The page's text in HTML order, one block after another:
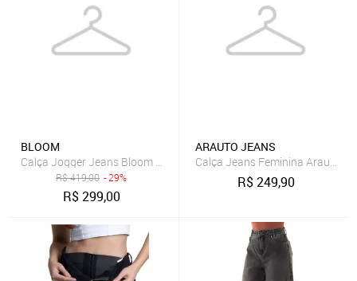
BLOOM
Calça Jogger Jeans Bloom Moletom Elástico Barra Azul Claro
R$419,00 - 29%
R$299,00
ARAUTO JEANS
Calça Jeans Feminina Arauto
R$249,90